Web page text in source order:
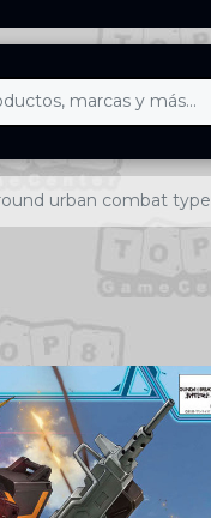
urban combat type